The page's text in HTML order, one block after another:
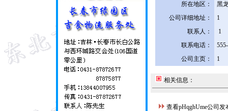
所在地区：
黑
公司详细地址：
1
联系人：
1
联系电话：
公司主页：
1
相关信息：
查看pHqghUme公司发